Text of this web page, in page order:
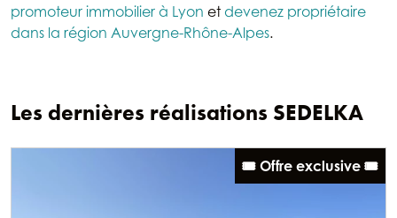
promoteur immobilier à Lyon et devenez propriétaire
dans la région Auvergne-Rhône-Alpes.
Les dernières réalisations SEDELKA
🎟️ Offre exclusive 🎟️